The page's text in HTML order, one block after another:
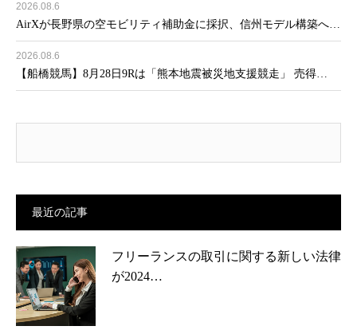
2026.08.6
AirXが長野県の空モビリティ補助金に採択、信州モデル構築へ…
2026.08.6
【船橋競馬】8月28日9Rは「熊本地震被災地支援競走」 売得…
最近の記事
フリーランスの取引に関する新しい法律
が2024…